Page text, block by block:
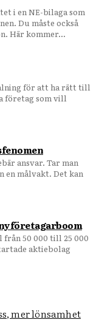
i en NE-bilaga som
Du måste också
Här kommer...
för att ha rätt till
företag som vill
ansvar. Tar man
en målvakt. Det kan
50 000 till 25 000
aktiebolag
mer lönsamhet